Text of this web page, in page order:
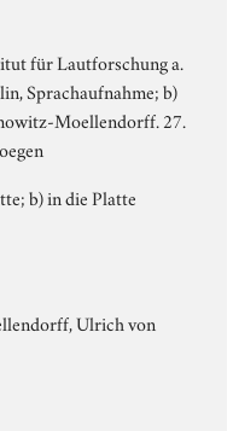
für Lautforschung a.
Sprachaufnahme; b)
Moellendorff. 27.
b) in die Platte
Ulrich von